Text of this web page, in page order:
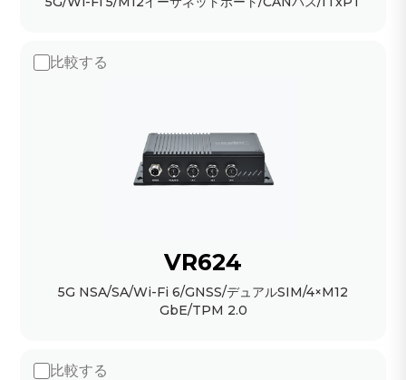
比較する
VR624
5G NSA/SA/Wi-Fi 6/GNSS/デュアルSIM/4×M12
GbE/TPM 2.0
比較する